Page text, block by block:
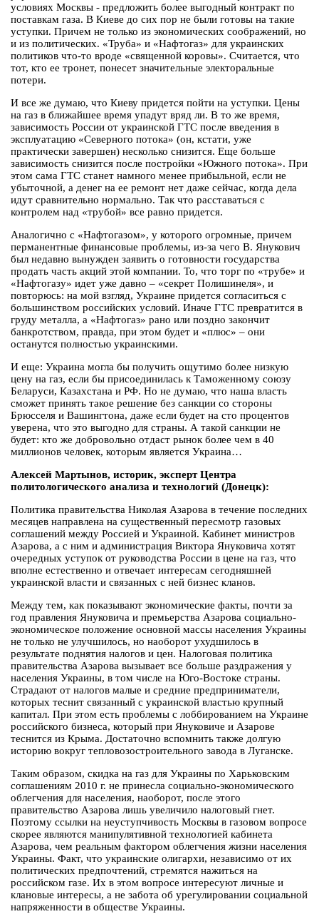
условиях Москвы - предложить более выгодный контракт по
поставкам газа. В Киеве до сих пор не были готовы на такие
уступки. Причем не только из экономических соображений, но
и из политических. «Труба» и «Нафтогаз» для украинских
политиков что-то вроде «священной коровы». Считается, что
тот, кто ее тронет, понесет значительные электоральные
потери.
И все же думаю, что Киеву придется пойти на уступки. Цены
на газ в ближайшее время упадут вряд ли. В то же время,
зависимость России от украинской ГТС после введения в
эксплуатацию «Северного потока» (он, кстати, уже
практически завершен) несколько снизится. Еще больше
зависимость снизится после постройки «Южного потока». При
этом сама ГТС станет намного менее прибыльной, если не
убыточной, а денег на ее ремонт нет даже сейчас, когда дела
идут сравнительно нормально. Так что расставаться с
контролем над «трубой» все равно придется.
Аналогично с «Нафтогазом», у которого огромные, причем
перманентные финансовые проблемы, из-за чего В. Янукович
был недавно вынужден заявить о готовности государства
продать часть акций этой компании. То, что торг по «трубе» и
«Нафтогазу» идет уже давно – «секрет Полишинеля», и
повторюсь: на мой взгляд, Украине придется согласиться с
большинством российских условий. Иначе ГТС превратится в
груду металла, а «Нафтогаз» рано или поздно закончит
банкротством, правда, при этом будет и «плюс» – они
останутся полностью украинскими.
И еще: Украина могла бы получить ощутимо более низкую
цену на газ, если бы присоединилась к Таможенному союзу
Беларуси, Казахстана и РФ. Но не думаю, что наша власть
сможет принять такое решение без санкции со стороны
Брюсселя и Вашингтона, даже если будет на сто процентов
уверена, что это выгодно для страны. А такой санкции не
будет: кто же добровольно отдаст рынок более чем в 40
миллионов человек, которым является Украина…
Алексей Мартынов, историк, эксперт Центра
политологического анализа и технологий (Донецк):
Политика правительства Николая Азарова в течение последних
месяцев направлена на существенный пересмотр газовых
соглашений между Россией и Украиной. Кабинет министров
Азарова, а с ним и администрация Виктора Януковича хотят
очередных уступок от руководства России в цене на газ, что
вполне естественно и отвечает интересам сегодняшней
украинской власти и связанных с ней бизнес кланов.
Между тем, как показывают экономические факты, почти за
год правления Януковича и премьерства Азарова социально-
экономическое положение основной массы населения Украины
не только не улучшилось, но наоборот ухудшилось в
результате поднятия налогов и цен. Налоговая политика
правительства Азарова вызывает все больше раздражения у
населения Украины, в том числе на Юго-Востоке страны.
Страдают от налогов малые и средние предприниматели,
которых теснит связанный с украинской властью крупный
капитал. При этом есть проблемы с лоббированием на Украине
российского бизнеса, который при Януковиче и Азарове
теснится из Крыма. Достаточно вспомнить также долгую
историю вокруг тепловозостроительного завода в Луганске.
Таким образом, скидка на газ для Украины по Харьковским
соглашениям 2010 г. не принесла социально-экономического
облегчения для населения, наоборот, после этого
правительство Азарова лишь увеличило налоговый гнет.
Поэтому ссылки на неуступчивость Москвы в газовом вопросе
скорее являются манипулятивной технологией кабинета
Азарова, чем реальным фактором облегчения жизни населения
Украины. Факт, что украинские олигархи, независимо от их
политических предпочтений, стремятся нажиться на
российском газе. Их в этом вопросе интересуют личные и
клановые интересы, а не забота об урегулировании социальной
напряженности в обществе Украины.